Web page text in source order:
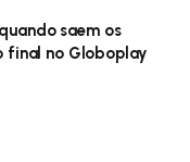
saem os
final no Globoplay